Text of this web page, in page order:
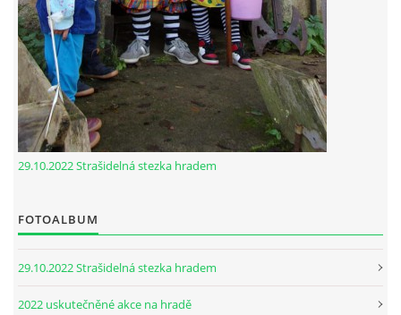
29.10.2022 Strašidelná stezka hradem
FOTOALBUM
29.10.2022 Strašidelná stezka hradem
2022 uskutečněné akce na hradě